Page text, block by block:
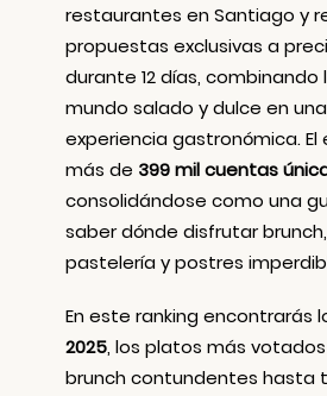
restaurantes en Santiago y
propuestas exclusivas a
durante 12 días, combinando
mundo salado y dulce en
experiencia gastronómica.
más de 399 mil cuentas
consolidándose como una
saber dónde disfrutar
pastelería y postres
En este ranking encontrarás
2025, los platos más
brunch contundentes hasta